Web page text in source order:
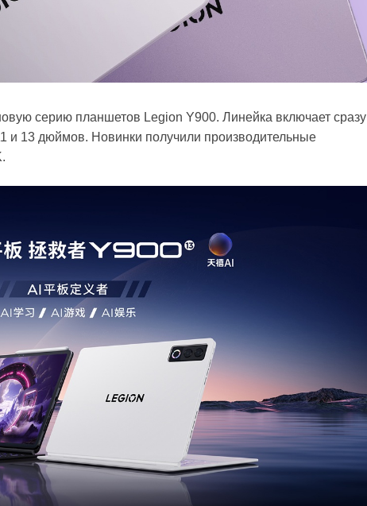
серию планшетов Legion Y900. Линейка включает сразу
и 13 дюймов. Новинки получили производительные